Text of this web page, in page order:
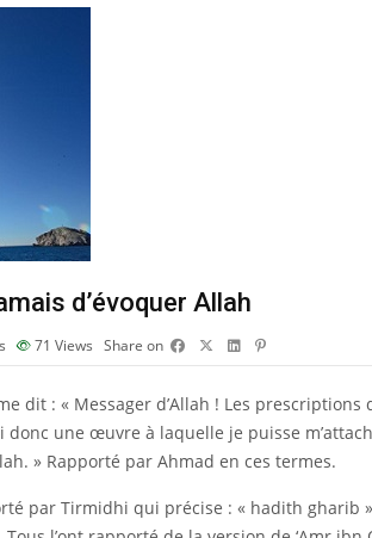
d’évoquer Allah
71 Views Share on
dit : « Messager d’Allah ! Les prescriptions
une œuvre à laquelle je puisse
» Rapporté par Ahmad en ces termes.
par Tirmidhi qui précise : « hadith gharib